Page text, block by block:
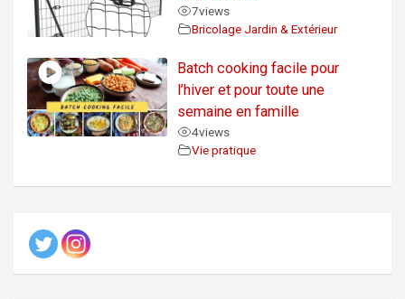
7views
Bricolage Jardin & Extérieur
Batch cooking facile pour
l’hiver et pour toute une
semaine en famille
4views
Vie pratique